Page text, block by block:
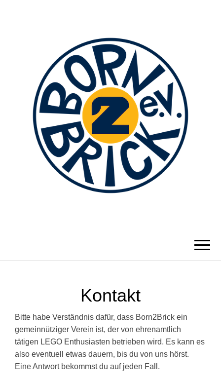
E.V.
Kontakt
Bitte habe Verständnis dafür, dass Born2Brick ein
gemeinnütziger Verein ist, der von ehrenamtlich
tätigen LEGO Enthusiasten betrieben wird. Es kann es
also eventuell etwas dauern, bis du von uns hörst.
Eine Antwort bekommst du auf jeden Fall.